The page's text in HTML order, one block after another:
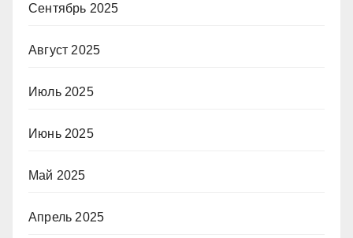
Сентябрь 2025
Август 2025
Июль 2025
Июнь 2025
Май 2025
Апрель 2025